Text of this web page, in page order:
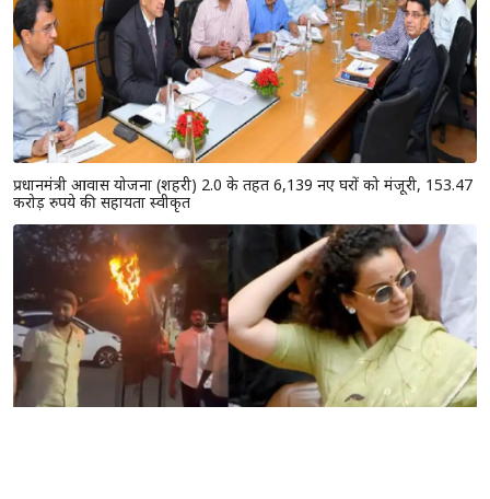
राजस्थान विधानसभा के मानसून सत्र से पहले दिल्ली पहुंचे CM भजनलाल, केंद्रीय
गृह मंत्री अमित शाह से की मुलाकात